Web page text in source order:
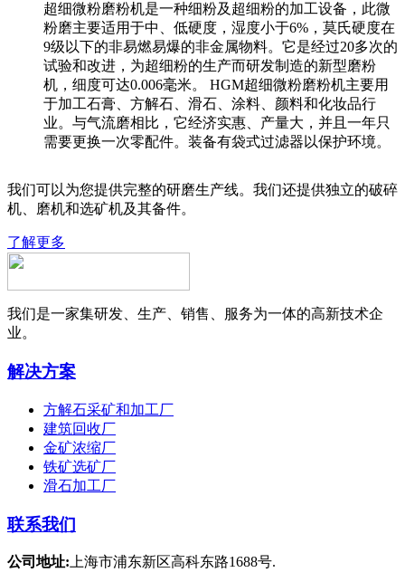
超细微粉磨粉机是一种细粉及超细粉的加工设备，此微
粉磨主要适用于中、低硬度，湿度小于6%，莫氏硬度在
9级以下的非易燃易爆的非金属物料。它是经过20多次的
试验和改进，为超细粉的生产而研发制造的新型磨粉
机，细度可达0.006毫米。 HGM超细微粉磨粉机主要用
于加工石膏、方解石、滑石、涂料、颜料和化妆品行
业。与气流磨相比，它经济实惠、产量大，并且一年只
需要更换一次零配件。装备有袋式过滤器以保护环境。
我们可以为您提供完整的研磨生产线。我们还提供独立的破碎
机、磨机和选矿机及其备件。
了解更多
我们是一家集研发、生产、销售、服务为一体的高新技术企
业。
解决方案
方解石采矿和加工厂
建筑回收厂
金矿浓缩厂
铁矿选矿厂
滑石加工厂
联系我们
公司地址: 上海市浦东新区高科东路1688号.